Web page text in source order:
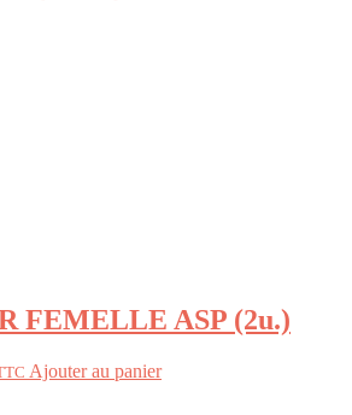
FEMELLE ASP (2u.)
Ajouter au panier